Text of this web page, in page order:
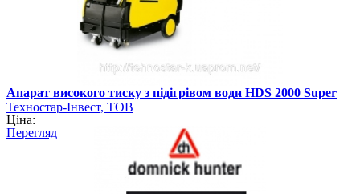
Апарат високого тиску з підігрівом води HDS 2000 Super
Техностар-Інвест, ТОВ
Ціна:
Перегляд